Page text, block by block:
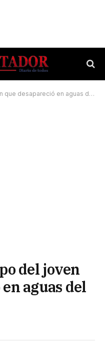
en aguas del río Paraná
del joven
aguas del